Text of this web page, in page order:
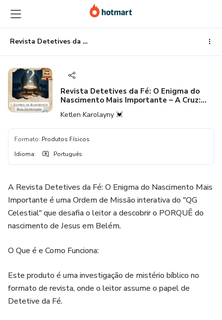
para
o
conteúdo
principal
para
o
pagamento
para
o
rodapé
Revista Detetives da Fé: O Enigma do Nascimento Mais Importante – A Cruz: Pista Final ️‍♀️️
Revista Detetives da Fé: O Enigma do
Nascimento Mais Importante – A Cruz:
Ketlen Karolayny 💓
Formato: Produtos Físicos
Idioma: Português
A Revista Detetives da Fé: O Enigma do Nascimento Mais
Importante é uma Ordem de Missão interativa do "QG
Celestial" que desafia o leitor a descobrir o PORQUÊ do
nascimento de Jesus em Belém.
O Que é e Como Funciona:
Este produto é uma investigação de mistério bíblico no
formato de revista, onde o leitor assume o papel de
Detetive da Fé.